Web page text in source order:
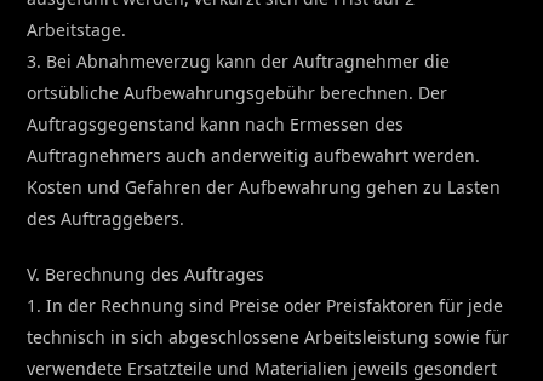
Arbeitstage.
3. Bei Abnahmeverzug kann der Auftragnehmer die
ortsübliche Aufbewahrungsgebühr berechnen. Der
Auftragsgegenstand kann nach Ermessen des
Auftragnehmers auch anderweitig aufbewahrt werden.
Kosten und Gefahren der Aufbewahrung gehen zu Lasten
des Auftraggebers.
V. Berechnung des Auftrages
1. In der Rechnung sind Preise oder Preisfaktoren für jede
technisch in sich abgeschlossene Arbeitsleistung sowie für
verwendete Ersatzteile und Materialien jeweils gesondert